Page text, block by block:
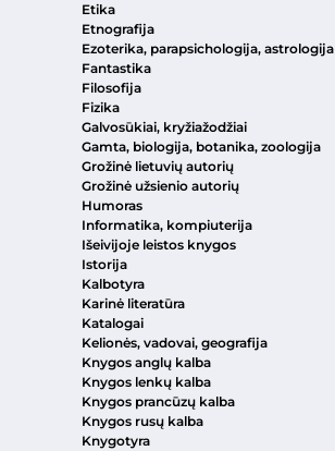
Etika
Etnografija
Ezoterika, parapsichologija, astrologija
Fantastika
Filosofija
Fizika
Galvosūkiai, kryžiažodžiai
Gamta, biologija, botanika, zoologija
Grožinė lietuvių autorių
Grožinė užsienio autorių
Humoras
Informatika, kompiuterija
Išeivijoje leistos knygos
Istorija
Kalbotyra
Karinė literatūra
Katalogai
Kelionės, vadovai, geografija
Knygos anglų kalba
Knygos lenkų kalba
Knygos prancūzų kalba
Knygos rusų kalba
Knygotyra